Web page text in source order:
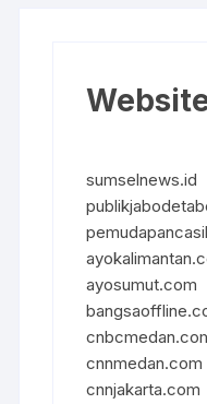
sumselnews.id
ayosumut.com
cnnmedan.com
cnnjakarta.com